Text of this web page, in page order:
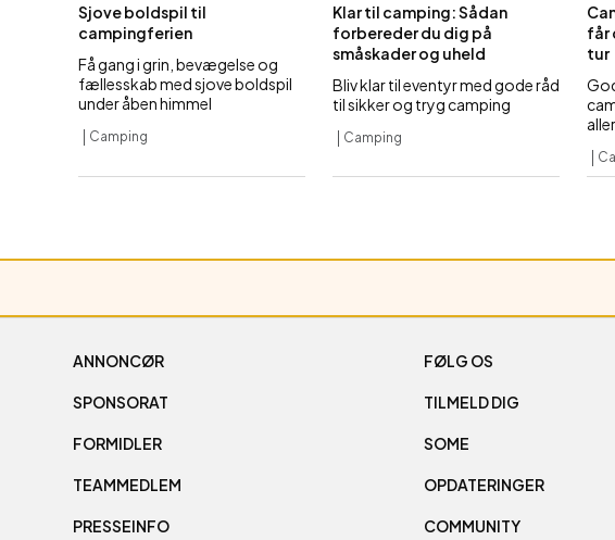
Sjove boldspil til
campingferien
Få gang i grin, bevægelse og
fællesskab med sjove boldspil
under åben himmel
Camping
Klar til camping: Sådan
forbereder du dig på
småskader og uheld
Bliv klar til eventyr med gode råd
til sikker og tryg camping
Camping
får
tur
ANNONCØR
SPONSORAT
FORMIDLER
TEAMMEDLEM
PRESSEINFO
FØLG OS
TILMELD DIG
SOME
OPDATERINGER
COMMUNITY